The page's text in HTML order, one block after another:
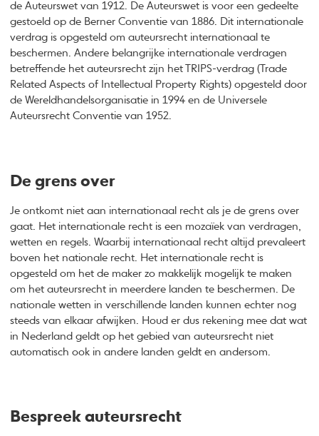
de Auteurswet van 1912. De Auteurswet is voor een gedeelte
gestoeld op de Berner Conventie van 1886. Dit internationale
verdrag is opgesteld om auteursrecht internationaal te
beschermen. Andere belangrijke internationale verdragen
betreffende het auteursrecht zijn het TRIPS-verdrag (Trade
Related Aspects of Intellectual Property Rights) opgesteld door
de Wereldhandelsorganisatie in 1994 en de Universele
Auteursrecht Conventie van 1952.
De grens over
Je ontkomt niet aan internationaal recht als je de grens over
gaat. Het internationale recht is een mozaïek van verdragen,
wetten en regels. Waarbij internationaal recht altijd prevaleert
boven het nationale recht. Het internationale recht is
opgesteld om het de maker zo makkelijk mogelijk te maken
om het auteursrecht in meerdere landen te beschermen. De
nationale wetten in verschillende landen kunnen echter nog
steeds van elkaar afwijken. Houd er dus rekening mee dat wat
in Nederland geldt op het gebied van auteursrecht niet
automatisch ook in andere landen geldt en andersom.
Bespreek auteursrecht